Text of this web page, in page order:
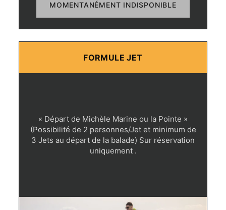
MOMENTANÉMENT INDISPONIBLE
FORMULE JET
« Départ de Michèle Marine ou la Pointe »
(Possibilité de 2 personnes/Jet et minimum de
3 Jets au départ de la balade) Sur réservation
uniquement .